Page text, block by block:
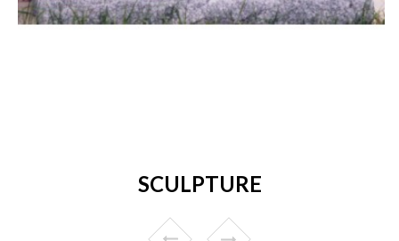
SCULPTURE